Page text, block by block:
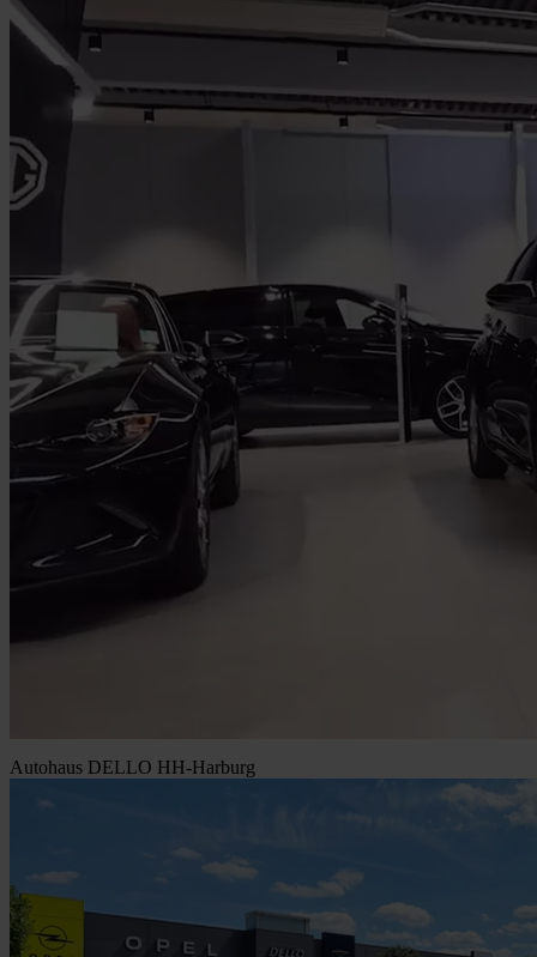
Autohaus DELLO HH-Harburg